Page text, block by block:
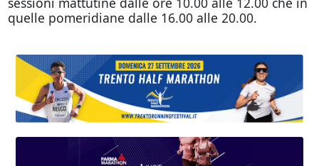
quelle pomeridiane dalle 16.00 alle 20.00.